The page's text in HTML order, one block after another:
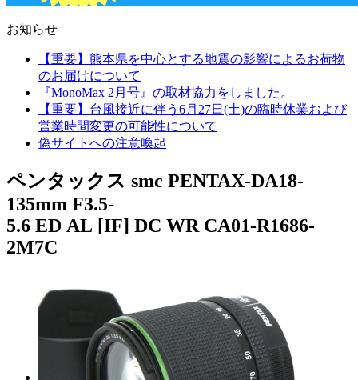
お知らせ
【重要】熊本県を中心とする地震の影響によるお荷物
のお届けについて
『MonoMax 2月号』の取材協力をしました。
【重要】台風接近に伴う6月27日(土)の臨時休業および
営業時間変更の可能性について
偽サイトへの注意喚起
ペンタックス smc PENTAX-DA18-
135mm F3.5-
5.6 ED AL [IF] DC WR CA01-R1686-
2M7C